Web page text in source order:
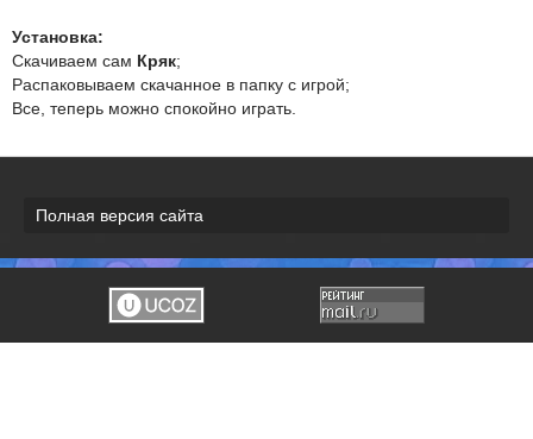
Установка:
Скачиваем сам Кряк;
Распаковываем скачанное в папку с игрой;
Все, теперь можно спокойно играть.
Полная версия сайта